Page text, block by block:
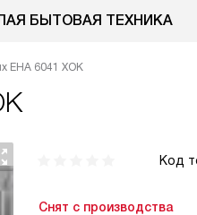
БЫТОВАЯ ТЕХНИКА
EHA 6041 XOK
Код
Снят с производства